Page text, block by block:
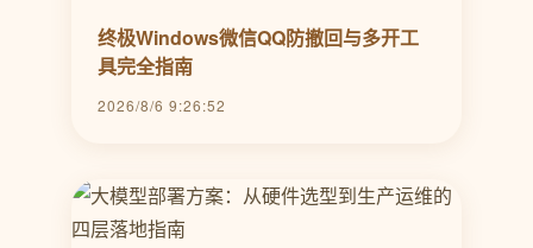
终极Windows微信QQ防撤回与多开工
具完全指南
2026/8/6 9:26:52